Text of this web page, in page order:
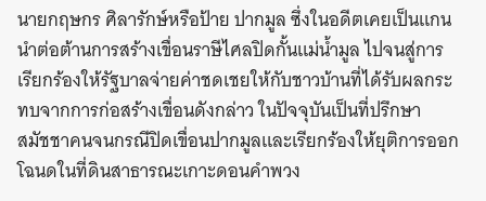
นายกฤษกร ศิลารักษ์หรือป้าย ปากมูล ซึ่งในอดีตเคยเป็นแกน
นำต่อต้านการสร้างเขื่อนราษีไศลปิดกั้นแม่น้ำมูล ไปจนสู่การ
เรียกร้องให้รัฐบาลจ่ายค่าชดเชยให้กับชาวบ้านที่ได้รับผลกระ
ทบจากการก่อสร้างเขื่อนดังกล่าว ในปัจจุบันเป็นที่ปรึกษา
สมัชชาคนจนกรณีปิดเขื่อนปากมูลและเรียกร้องให้ยุติการออก
โฉนดในที่ดินสาธารณะเกาะดอนคำพวง